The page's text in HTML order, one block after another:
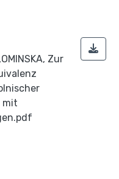
Zur
mit